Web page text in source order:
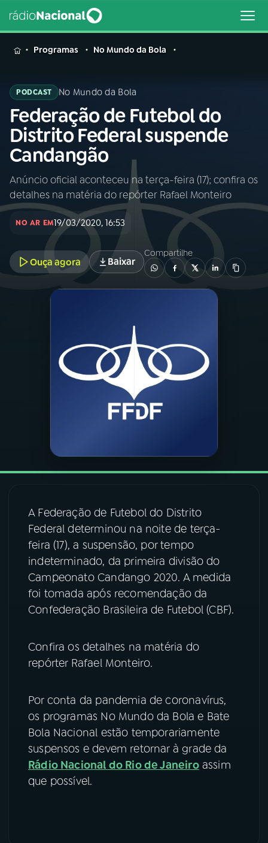
MENU
Buscar
na
Rádio
Nacional
Buscar
AO VIVO
INÍCIO
A RÁDIO
PROGRAMAÇÃO
PODCASTS
ÚLTIMAS
ACOMPANHE A RÁDIO NACIONAL
YouTube Facebook
Instagram X
Programas No Mundo da Bola
PODCAST No Mundo da Bola
Federação de Futebol do
Distrito Federal suspende
Candangão
Anúncio oficial aconteceu na terça-feira (17); confira os
detalhes na matéria do repórter Rafael Monteiro
NO AR EM19/03/2020, 16:53
Ouça agora Baixar
Compartilhe
A Federação de Futebol do Distrito
Federal determinou na noite de terça-
feira (17), a suspensão, por tempo
indeterminado, da primeira divisão do
Campeonato Candango 2020. A medida
foi tomada após recomendação da
Confederação Brasileira de Futebol (CBF).
Confira os detalhes na matéria do
repórter Rafael Monteiro.
Por conta da pandemia de coronavírus,
os programas No Mundo da Bola e Bate
Bola Nacional estão temporariamente
suspensos e devem retornar à grade da
Rádio Nacional do Rio de Janeiroassim
que possível.